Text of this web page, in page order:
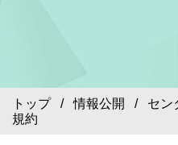
トップ/情報公開
/ セン
規約